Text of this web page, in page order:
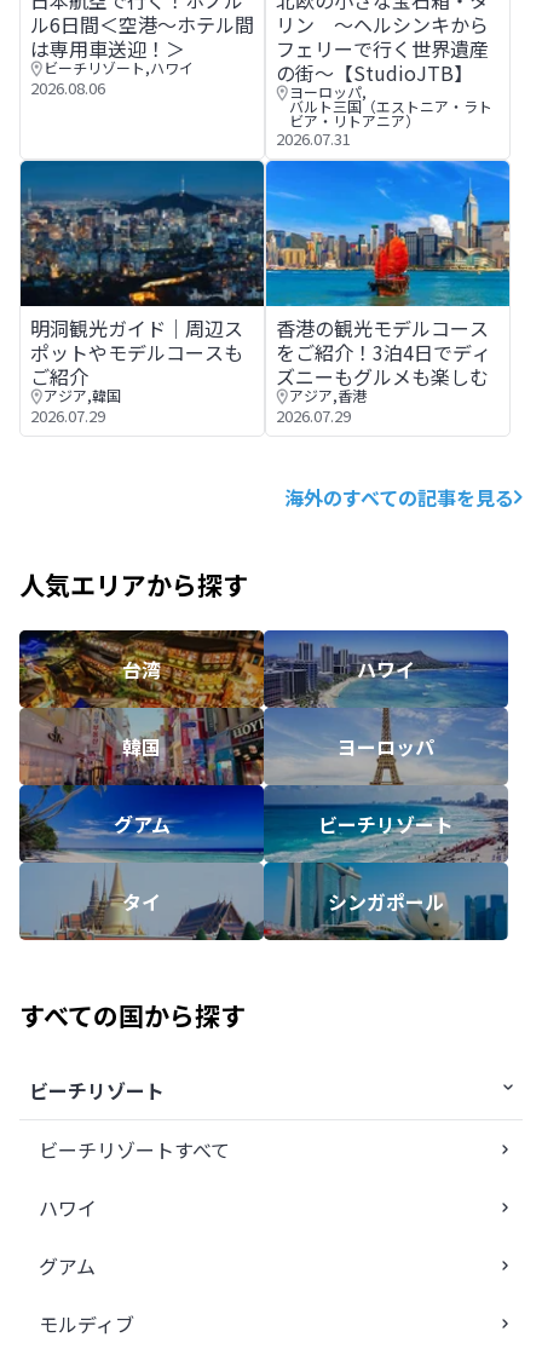
ル6日間＜空港～ホテル間
は専用車送迎！＞
ビーチリゾート,ハワイ
2026.08.06
リン 〜ヘルシンキから
フェリーで行く世界遺産
の街〜【StudioJTB】
ヨーロッパ,
バルト三国（エストニア・ラト
ビア・リトアニア）
2026.07.31
明洞観光ガイド｜周辺スポットやモデルコースもご紹介
明洞観光ガイド｜周辺ス
ポットやモデルコースも
ご紹介
アジア,韓国
2026.07.29
香港の観光モデルコースをご
香港の観光モデルコース
をご紹介！3泊4日でディ
ズニーもグルメも楽しむ
アジア,香港
2026.07.29
海外のすべての記事を見る
人気エリアから探す
台湾 ハワイ
韓国 ヨーロッパ
グアム ビーチリゾート
タイ シンガポール
すべての国から探す
ビーチリゾート
ビーチリゾートすべて
ハワイ
グアム
モルディブ